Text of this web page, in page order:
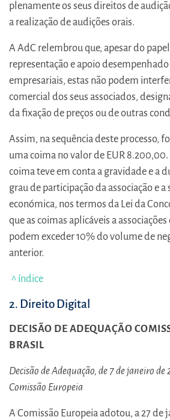
plenamente os seus direitos de
a realização de audições orais.
A AdC relembrou que, apesar do
representação e apoio desempenhado
empresariais, estas não podem
comercial dos seus associados,
da fixação de preços ou de outras
Assim, na sequência deste processo,
uma coima no valor de EUR
coima teve em conta a gravidade e a
grau de participação da associação e a
económica, nos termos da Lei da
que as coimas aplicáveis a
podem exceder 10% do volume de
anterior.
^ índice
2. Direito Digital
DECISÃO DE ADEQUAÇÃO
BRASIL
Decisão de Adequação, de 7 de janeiro
Comissão Europeia
A Comissão Europeia adotou, a 27 de